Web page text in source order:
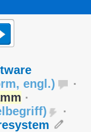
, engl.)
·
·
)
·